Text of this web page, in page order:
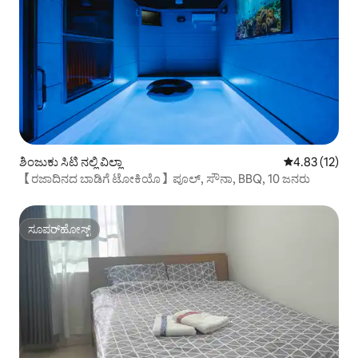
ಶಿಂಜುಕು ಸಿಟಿ ನಲ್ಲಿ ವಿಲ್ಲಾ 5 ರಲ್ಲಿ 4.83
4.83 (12)
【ರಜಾದಿನದ ಬಾಡಿಗೆ ಟೋಕಿಯೊ】ಪೂಲ್, ಸೌನಾ, BBQ, 10 ಜನರು
ಸೂಪರ್‌ಹೋಸ್ಟ್
ಸೂಪರ್‌ಹೋಸ್ಟ್